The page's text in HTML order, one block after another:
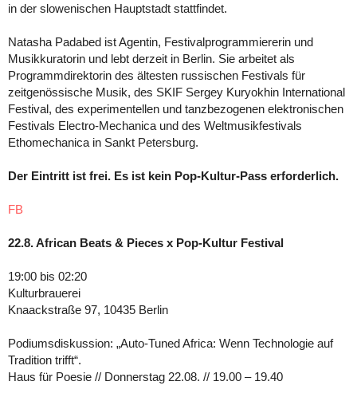
in der slowenischen Hauptstadt stattfindet.
Natasha Padabed ist Agentin, Festivalprogrammiererin und
Musikkuratorin und lebt derzeit in Berlin. Sie arbeitet als
Programmdirektorin des ältesten russischen Festivals für
zeitgenössische Musik, des SKIF Sergey Kuryokhin International
Festival, des experimentellen und tanzbezogenen elektronischen
Festivals Electro-Mechanica und des Weltmusikfestivals
Ethomechanica in Sankt Petersburg.
Der Eintritt ist frei. Es ist kein Pop-Kultur-Pass erforderlich.
FB
22.8. African Beats & Pieces x Pop-Kultur Festival
19:00 bis 02:20
Kulturbrauerei
Knaackstraße 97, 10435 Berlin
Podiumsdiskussion: „Auto-Tuned Africa: Wenn Technologie auf
Tradition trifft“.
Haus für Poesie // Donnerstag 22.08. // 19.00 – 19.40